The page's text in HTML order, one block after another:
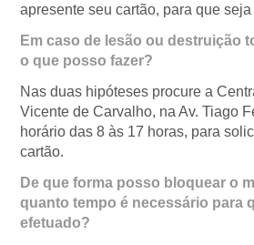
apresente seu cartão, para que
Em caso de lesão ou destruição
o que posso fazer?
Nas duas hipóteses procure a
Vicente de Carvalho, na Av. Tiago
horário das 8 às 17 horas, para
cartão.
De que forma posso bloquear o
quanto tempo é necessário para
efetuado?